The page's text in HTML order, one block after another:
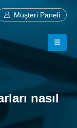
Müşteri Paneli
nasıl